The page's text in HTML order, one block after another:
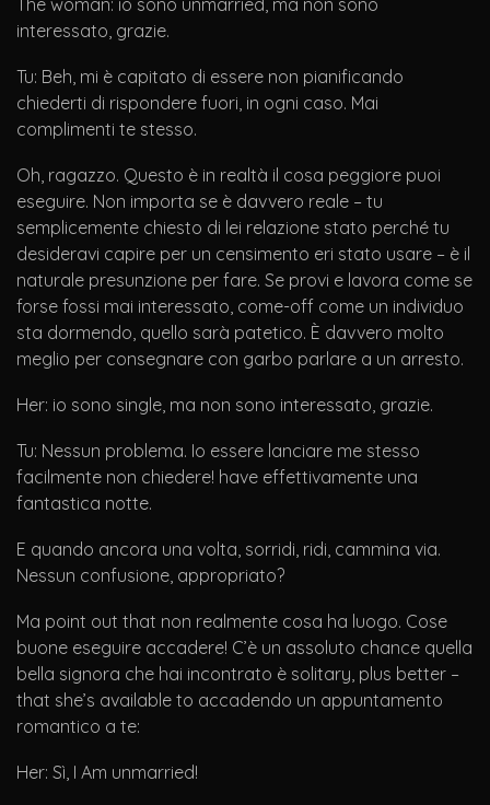
The woman: io sono unmarried, ma non sono
interessato, grazie.
Tu: Beh, mi è capitato di essere non pianificando
chiederti di rispondere fuori, in ogni caso. Mai
complimenti te stesso.
Oh, ragazzo. Questo è in realtà il cosa peggiore puoi
eseguire. Non importa se è davvero reale – tu
semplicemente chiesto di lei relazione stato perché tu
desideravi capire per un censimento eri stato usare – è il
naturale presunzione per fare. Se provi e lavora come se
forse fossi mai interessato, come-off come un individuo
sta dormendo, quello sarà patetico. È davvero molto
meglio per consegnare con garbo parlare a un arresto.
Her: io sono single, ma non sono interessato, grazie.
Tu: Nessun problema. Io essere lanciare me stesso
facilmente non chiedere! have effettivamente una
fantastica notte.
E quando ancora una volta, sorridi, ridi, cammina via.
Nessun confusione, appropriato?
Ma point out that non realmente cosa ha luogo. Cose
buone eseguire accadere! C’è un assoluto chance quella
bella signora che hai incontrato è solitary, plus better –
that she’s available to accadendo un appuntamento
romantico a te:
Her: Sì, I Am unmarried!